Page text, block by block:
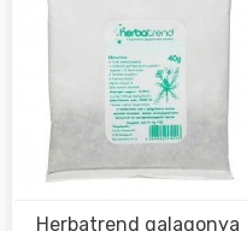
Herbatrend galagonya